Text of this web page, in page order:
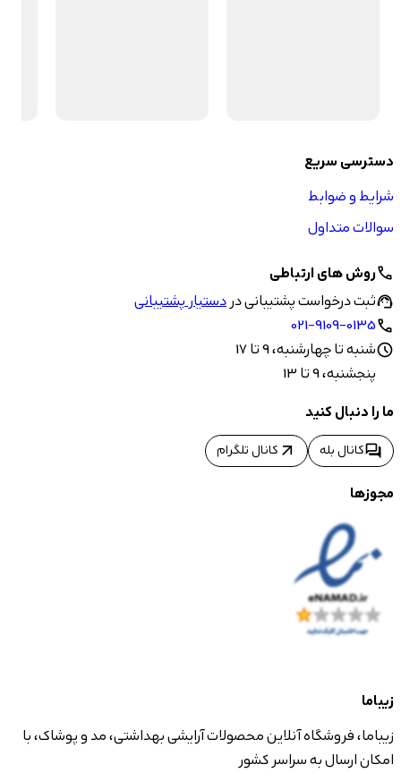
دسترسی سریع
شرایط و ضوابط
سوالات متداول
callروش های ارتباطی
support_agentثبت درخواست پشتیبانی دردستیار پشتیبانی
call
021-9109-0135
scheduleشنبه تا چهارشنبه، 9 تا 17
پنجشنبه، 9 تا 13
ما را دنبال کنید
forumکانال بله arrow_outward کانال تلگرام
مجوزها
زیباما
زیباما، فروشگاه آنلاین محصولات آرایشی بهداشتی، مد و پوشاک، با
امکان ارسال به سراسر کشور